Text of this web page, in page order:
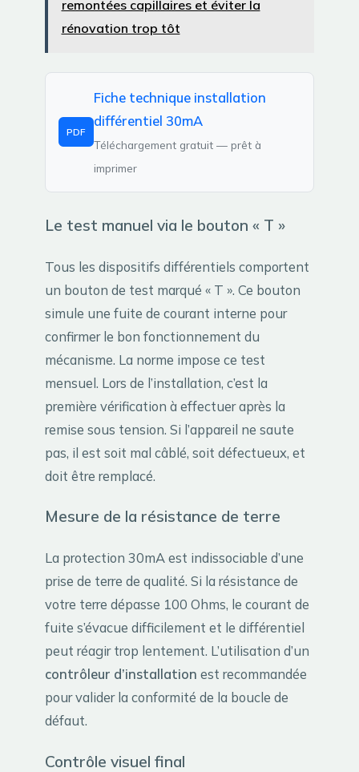
remontées capillaires et éviter la
rénovation trop tôt
PDF
Fiche technique installation
différentiel 30mA
Téléchargement gratuit — prêt à
imprimer
Le test manuel via le bouton « T »
Tous les dispositifs différentiels comportent
un bouton de test marqué « T ». Ce bouton
simule une fuite de courant interne pour
confirmer le bon fonctionnement du
mécanisme. La norme impose ce test
mensuel. Lors de l’installation, c’est la
première vérification à effectuer après la
remise sous tension. Si l’appareil ne saute
pas, il est soit mal câblé, soit défectueux, et
doit être remplacé.
Mesure de la résistance de terre
La protection 30mA est indissociable d’une
prise de terre de qualité. Si la résistance de
votre terre dépasse 100 Ohms, le courant de
fuite s’évacue difficilement et le différentiel
peut réagir trop lentement. L’utilisation d’un
contrôleur d’installation est recommandée
pour valider la conformité de la boucle de
défaut.
Contrôle visuel final